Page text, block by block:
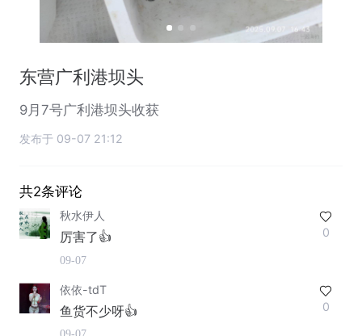
东营广利港坝头
9月7号广利港坝头收获
发布于 09-07 21:12
共2条评论
秋水伊人
厉害了👍
09-07
0
依依-tdT
鱼货不少呀👍 0